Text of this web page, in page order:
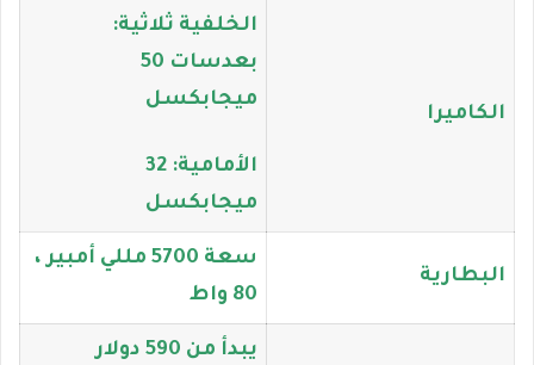
الكاميرا
الخلفية ثلاثية:
بعدسات 50
ميجابكسل
الأمامية: 32
ميجابكسل
البطارية
سعة 5700 مللي أمبير ،
80 واط
يبدأ من 590 دولار